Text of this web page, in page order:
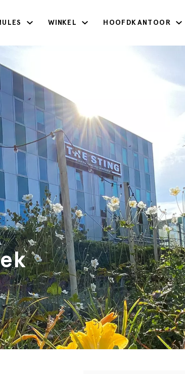
WINKEL HOOFDKANTOOR
Voornaam
Geboortedatum
Telefoonnummer
E-mailadres
Upload je CV
Motivatie (optioneel)